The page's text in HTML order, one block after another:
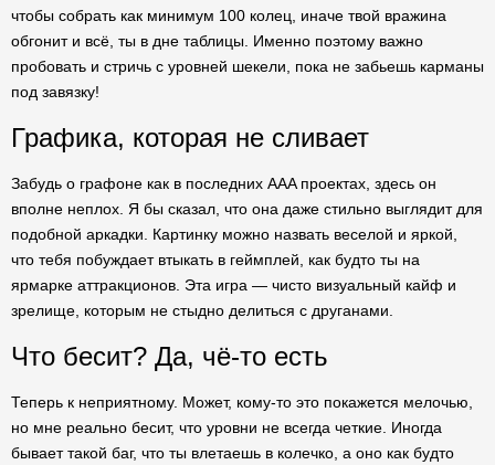
чтобы собрать как минимум 100 колец, иначе твой вражина
обгонит и всё, ты в дне таблицы. Именно поэтому важно
пробовать и стричь с уровней шекели, пока не забьешь карманы
под завязку!
Графика, которая не сливает
Забудь о графоне как в последних AAA проектах, здесь он
вполне неплох. Я бы сказал, что она даже стильно выглядит для
подобной аркадки. Картинку можно назвать веселой и яркой,
что тебя побуждает втыкать в геймплей, как будто ты на
ярмарке аттракционов. Эта игра — чисто визуальный кайф и
зрелище, которым не стыдно делиться с друганами.
Что бесит? Да, чё-то есть
Теперь к неприятному. Может, кому-то это покажется мелочью,
но мне реально бесит, что уровни не всегда четкие. Иногда
бывает такой баг, что ты влетаешь в колечко, а оно как будто